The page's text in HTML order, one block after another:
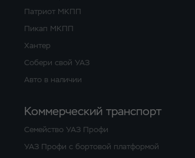
Патриот МКПП
Пикап МКПП
Хантер
Собери свой УАЗ
Авто в наличии
Коммерческий транспорт
Семейство УАЗ Профи
УАЗ Профи с бортовой платформой